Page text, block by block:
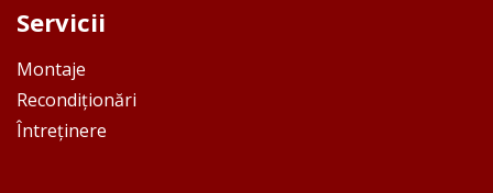
Servicii
Montaje
Recondiționări
Întreținere